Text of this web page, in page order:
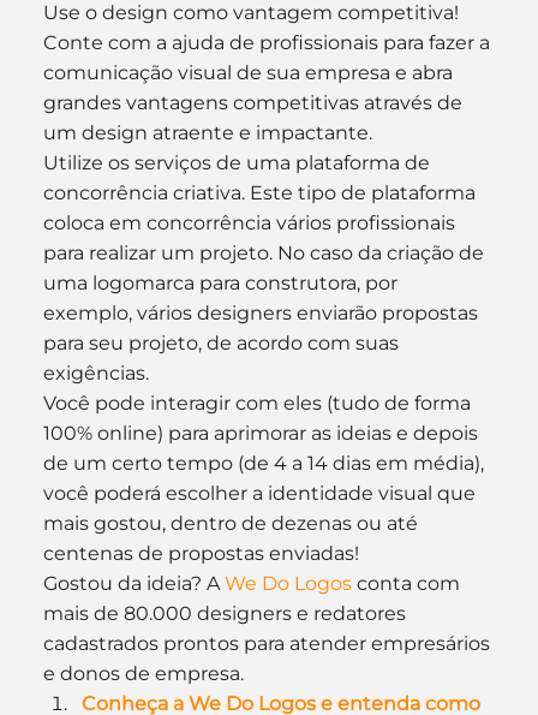
Use o design como vantagem competitiva!
Conte com a ajuda de profissionais para fazer a
comunicação visual de sua empresa e abra
grandes vantagens competitivas através de
um design atraente e impactante.
Utilize os serviços de uma plataforma de
concorrência criativa. Este tipo de plataforma
coloca em concorrência vários profissionais
para realizar um projeto. No caso da criação de
uma logomarca para construtora, por
exemplo, vários designers enviarão propostas
para seu projeto, de acordo com suas
exigências.
Você pode interagir com eles (tudo de forma
100% online) para aprimorar as ideias e depois
de um certo tempo (de 4 a 14 dias em média),
você poderá escolher a identidade visual que
mais gostou, dentro de dezenas ou até
centenas de propostas enviadas!
Gostou da ideia? A We Do Logos conta com
mais de 80.000 designers e redatores
cadastrados prontos para atender empresários
e donos de empresa.
Conheça a We Do Logos e entenda como